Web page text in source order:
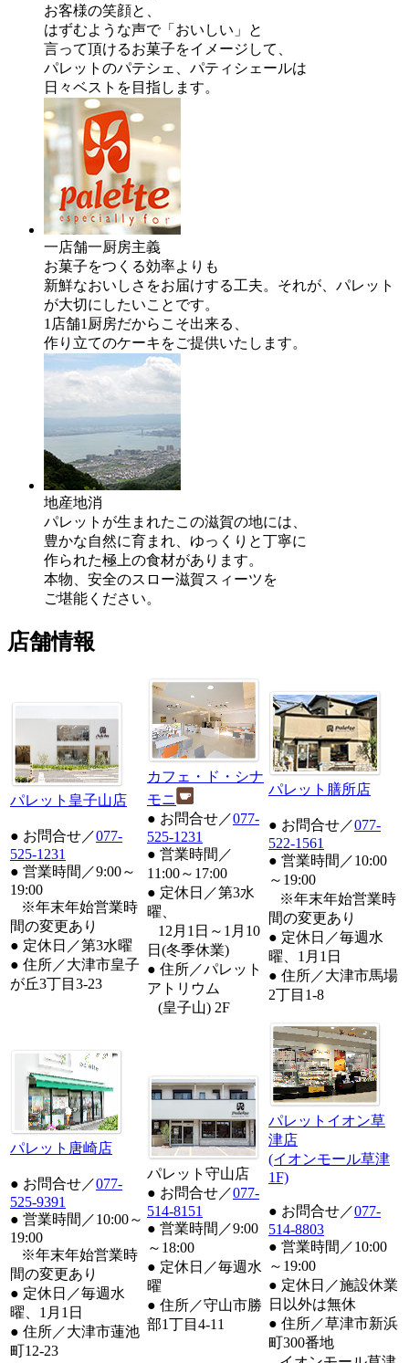
お客様の笑顔と、
はずむような声で「おいしい」と
言って頂けるお菓子をイメージして、
パレットのパテシェ、パティシェールは
日々ベストを目指します。
一店舗一厨房主義
お菓子をつくる効率よりも
新鮮なおいしさをお届けする工夫。それが、パレット
が大切にしたいことです。
1店舗1厨房だからこそ出来る、
作り立てのケーキをご提供いたします。
地産地消
パレットが生まれたこの滋賀の地には、
豊かな自然に育まれ、ゆっくりと丁寧に
作られた極上の食材があります。
本物、安全のスロー滋賀スィーツを
ご堪能ください。
店舗情報
パレット皇子山店
● お問合せ／077-
525-1231
● 営業時間／9:00～
19:00
※年末年始営業時
間の変更あり
● 定休日／第3水曜
● 住所／大津市皇子
が丘3丁目3-23
カフェ・ド・シナ
モニ
● お問合せ／077-
525-1231
● 営業時間／
11:00～17:00
● 定休日／第3水
曜、
12月1日～1月10
日(冬季休業)
● 住所／パレット
アトリウム
(皇子山) 2F
パレット膳所店
● お問合せ／077-
522-1561
● 営業時間／10:00
～19:00
※年末年始営業時
間の変更あり
● 定休日／毎週水
曜、1月1日
● 住所／大津市馬場
2丁目1-8
パレット唐崎店
● お問合せ／077-
525-9391
● 営業時間／10:00～
19:00
※年末年始営業時
間の変更あり
● 定休日／毎週水
曜、1月1日
● 住所／大津市蓮池
町12-23
パレット守山店
● お問合せ／077-
514-8151
● 営業時間／9:00
～18:00
● 定休日／毎週水
曜
● 住所／守山市勝
部1丁目4-11
パレットイオン草
津店
(イオンモール草津
1F)
● お問合せ／077-
514-8803
● 営業時間／10:00
～19:00
● 定休日／施設休業
日以外は無休
● 住所／草津市新浜
町300番地